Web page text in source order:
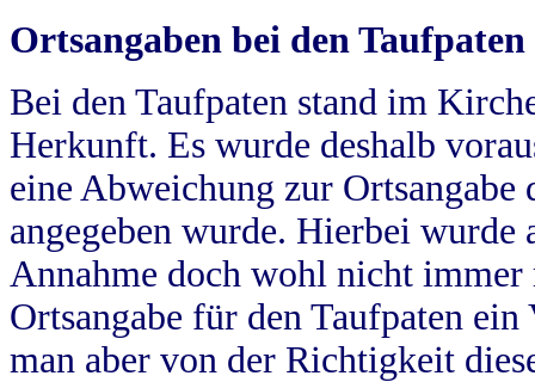
Ortsangaben bei den Taufpaten
Bei den Taufpaten stand im
Herkunft. Es wurde deshalb
eine Abweichung zur
angegeben wurde. Hierbei wurde
Annahme doch wohl nicht
Ortsangabe für den Taufpaten
man aber von der Richtigkeit